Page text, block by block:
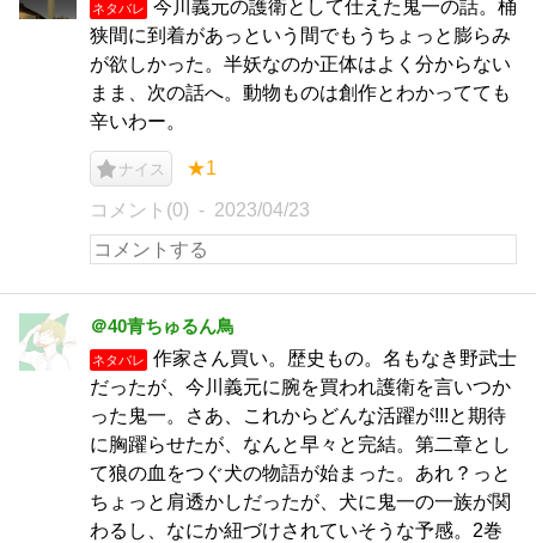
ネタバレ
今川義元の護衛として仕えた鬼一の話。桶
狭間に到着があっという間でもうちょっと膨らみ
が欲しかった。半妖なのか正体はよく分からない
まま、次の話へ。動物ものは創作とわかってても
辛いわー。
ナイス ★1
コメント(0) 2023/04/23
＠40青ちゅるん鳥
ネタバレ
作家さん買い。歴史もの。名もなき野武士
だったが、今川義元に腕を買われ護衛を言いつか
った鬼一。さあ、これからどんな活躍が!!!と期待
に胸躍らせたが、なんと早々と完結。第二章とし
て狼の血をつぐ犬の物語が始まった。あれ？っと
ちょっと肩透かしだったが、犬に鬼一の一族が関
わるし、なにか紐づけされていそうな予感。2巻